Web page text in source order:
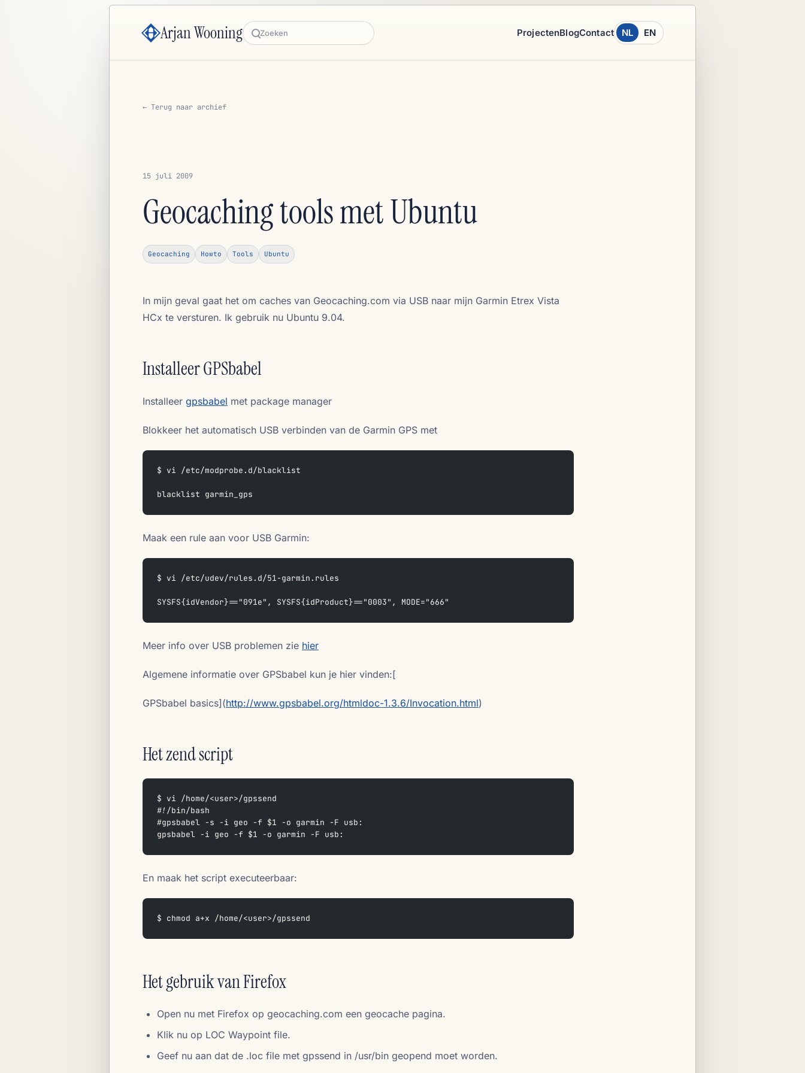
Arjan Wooning Zoeken
ProjectenBlogContact NL EN
← Terug naar archief
15 juli 2009
Geocaching tools met Ubuntu
Geocaching Howto Tools Ubuntu
In mijn geval gaat het om caches van Geocaching.com via USB naar mijn Garmin Etrex Vista
HCx te versturen. Ik gebruik nu Ubuntu 9.04.
Installeer GPSbabel
Installeer gpsbabel met package manager
Blokkeer het automatisch USB verbinden van de Garmin GPS met
$ vi /etc/modprobe.d/blacklist
blacklist garmin_gps
Maak een rule aan voor USB Garmin:
$ vi /etc/udev/rules.d/51-garmin.rules
SYSFS{idVendor}=="091e", SYSFS{idProduct}=="0003", MODE="666"
Meer info over USB problemen zie hier
Algemene informatie over GPSbabel kun je hier vinden:[
GPSbabel basics](http://www.gpsbabel.org/htmldoc-1.3.6/Invocation.html)
Het zend script
$ vi /home/<user>/gpssend
#!/bin/bash
#gpsbabel -s -i geo -f $1 -o garmin -F usb:
gpsbabel -i geo -f $1 -o garmin -F usb:
En maak het script executeerbaar:
$ chmod a+x /home/<user>/gpssend
Het gebruik van Firefox
Open nu met Firefox op geocaching.com een geocache pagina.
Klik nu op LOC Waypoint file.
Geef nu aan dat de .loc file met gpssend in /usr/bin geopend moet worden.